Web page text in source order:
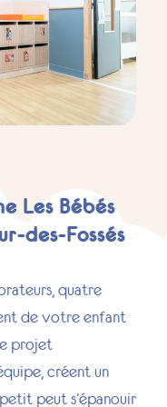
Les Bébés
des-Fossés
quatre
de votre enfant
projet
créent un
peut s’épanouir